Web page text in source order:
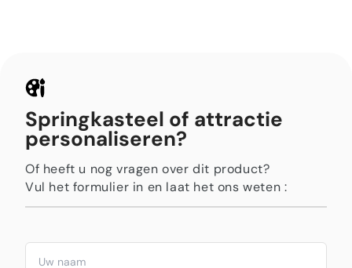
Springkasteel of attractie
personaliseren?
Of heeft u nog vragen over dit product?
Vul het formulier in en laat het ons weten :